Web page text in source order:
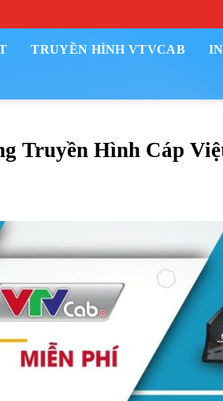
TRUYỀN HÌNH VTVCAB
Truyền Hình Cáp